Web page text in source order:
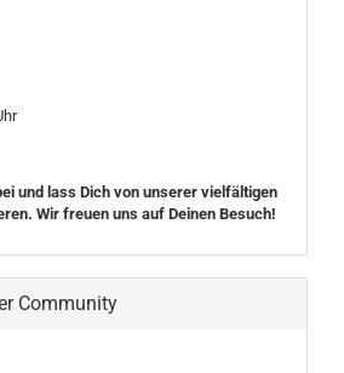
und lass Dich von unserer vielfältigen
Wir freuen uns auf Deinen Besuch!
Community